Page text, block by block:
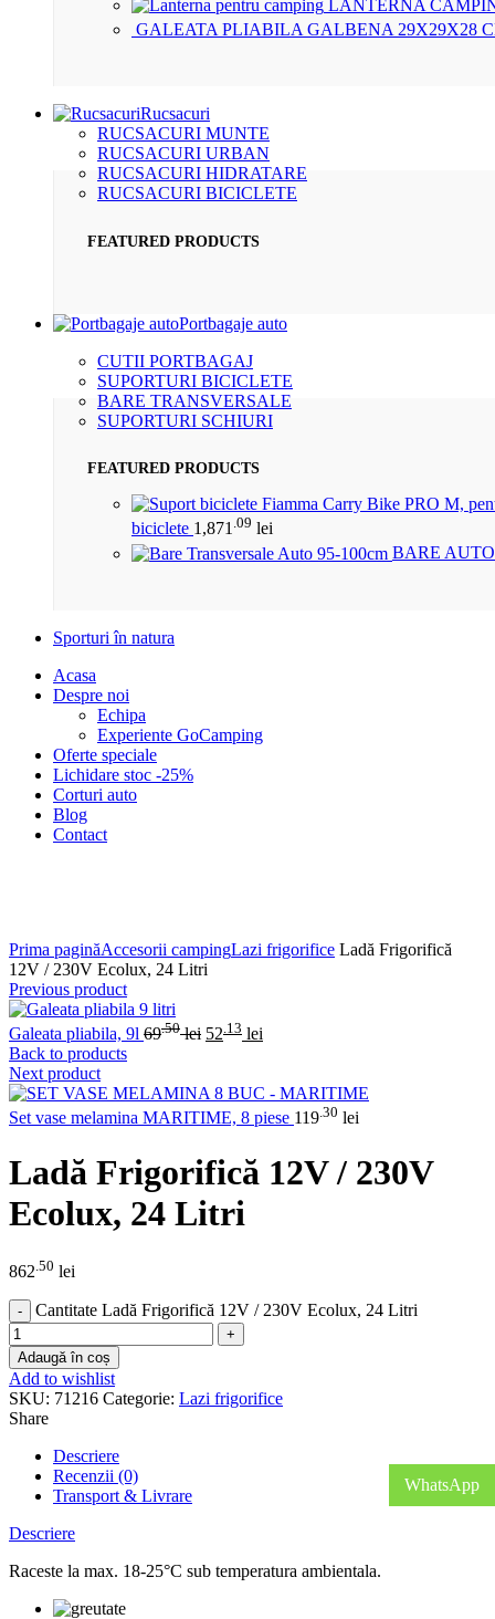
LANTERNA
GALEATA PLIABILA GALBENA 29X29X28
Rucsacuri
RUCSACURI MUNTE
RUCSACURI URBAN
RUCSACURI HIDRATARE
RUCSACURI BICICLETE
FEATURED PRODUCTS
Portbagaje auto
CUTII PORTBAGAJ
SUPORTURI BICICLETE
BARE TRANSVERSALE
SUPORTURI SCHIURI
FEATURED PRODUCTS
biciclete 1,871 .09 lei
BARE
Sporturi în natura
Acasa
Despre noi
Echipa
Experiente GoCamping
Oferte speciale
Lichidare stoc -25%
Corturi auto
Blog
Contact
Prima paginăAccesorii campingLazi frigorifice Ladă Frigorifică
12V / 230V Ecolux, 24 Litri
Previous product
Galeata pliabila, 9l 69.50 lei 52 .13 lei
Back to products
Next product
Set vase melamina MARITIME, 8 piese 119 .30 lei
Ladă Frigorifică 12V / 230V
Ecolux, 24 Litri
862.50 lei
Cantitate Ladă Frigorifică 12V / 230V Ecolux, 24 Litri
Adaugă în coș
Add to wishlist
SKU: 71216 Categorie: Lazi frigorifice
Share
Descriere
Recenzii (0)
Transport & Livrare
Descriere
Raceste la max. 18-25°C sub temperatura ambientala.
WhatsApp